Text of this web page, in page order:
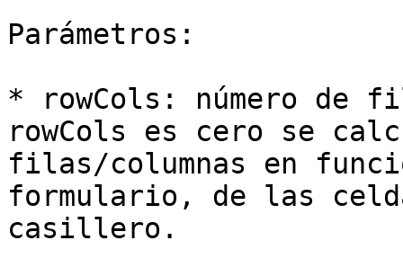
Parámetros:
* rowCols: número de
rowCols es cero se
filas/columnas en
formulario, de las
casillero.